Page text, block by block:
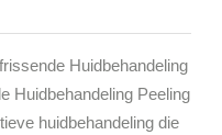
PeelingHuidbehandeling
Huidbehandeling Peeling
huidbehandeling die